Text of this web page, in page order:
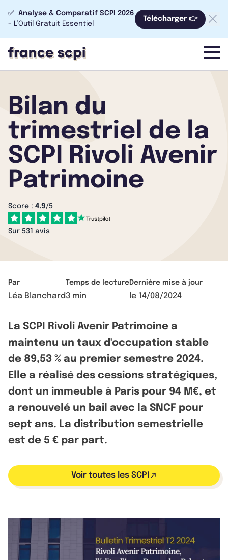
✅ Analyse & Comparatif SCPI 2026
- L’Outil Gratuit Essentiel
Télécharger 👉
menu
Bilan du
trimestriel de la
SCPI Rivoli Avenir
Patrimoine
Score : 4.9/5
Sur 531 avis
Par
Léa Blanchard
Temps de lecture
3 min
Dernière mise à jour
le 14/08/2024
La SCPI Rivoli Avenir Patrimoine a
maintenu un taux d'occupation stable
de 89,53 % au premier semestre 2024.
Elle a réalisé des cessions stratégiques,
dont un immeuble à Paris pour 94 M€, et
a renouvelé un bail avec la SNCF pour
sept ans. La distribution semestrielle
est de 5 € par part.
Voir toutes les SCPI